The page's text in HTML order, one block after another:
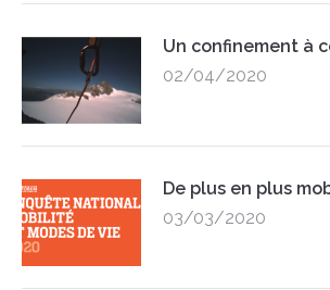
Un confinement à
02/04/2020
De plus en plus
03/03/2020